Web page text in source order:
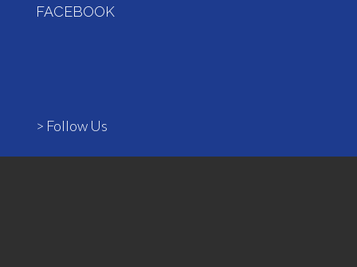
FACEBOOK
> Follow Us